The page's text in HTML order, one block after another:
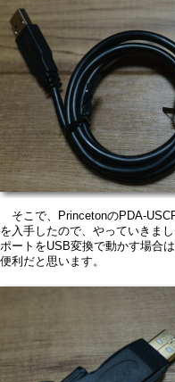
そこで、PrincetonのPDA-
を入手したので、やっていきま
ポートをUSB変換で動かす場合
便利だと思います。